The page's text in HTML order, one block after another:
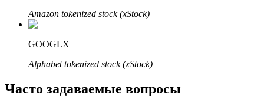
Партнеры Bitrue
Amazon tokenized stock (xStock)
GOOGLX
Alphabet tokenized stock (xStock)
Часто задаваемые вопросы